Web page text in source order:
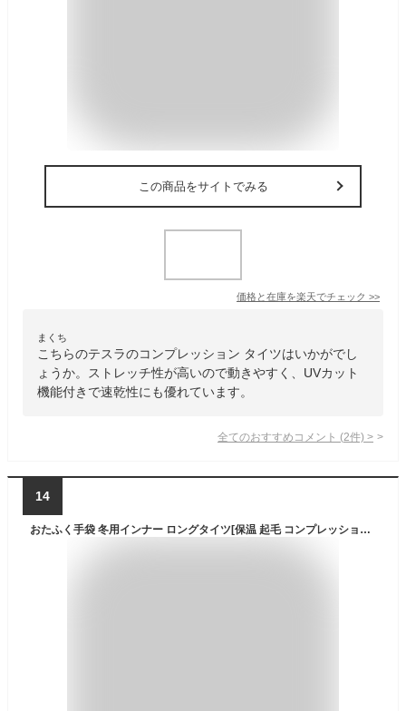
この商品をサイトでみる
価格と在庫を楽天でチェック >>
まくち
こちらのテスラのコンプレッション タイツはいかがでし
ょうか。ストレッチ性が高いので動きやすく、UVカット
機能付きで速乾性にも優れています。
全てのおすすめコメント (2件) >
14
おたふく手袋 冬用インナー ロングタイツ[保温 起毛 コンプレッション 前開き 吸汗速乾 メンズ] JW-165 ブラック L 【5枚組】